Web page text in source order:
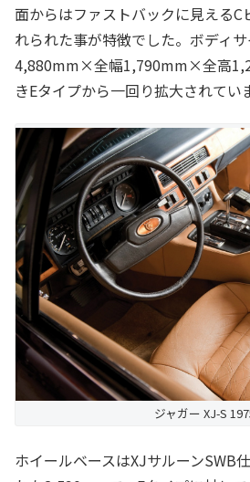
面からはファストバックに見える
れられた事が特徴でした。ボディ
4,880mm×全幅1,790mm×全高
きEタイプから一回り拡大されてい
ジャガー XJ-S
ホイールベースはXJサルーンSWB